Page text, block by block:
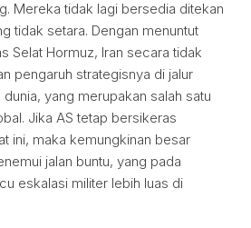
Mereka tidak lagi bersedia ditekan
tidak setara. Dengan menuntut
Selat Hormuz, Iran secara tidak
pengaruh strategisnya di jalur
yang merupakan salah satu
Jika AS tetap bersikeras
ini, maka kemungkinan besar
jalan buntu, yang pada
eskalasi militer lebih luas di